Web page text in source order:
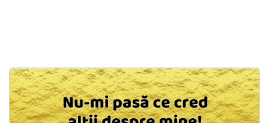
Felicitari muzicale
Felicitari muzicale personalizate